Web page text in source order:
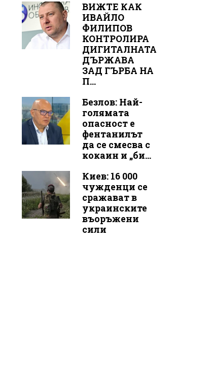
ВИЖТЕ КАК
ИВАЙЛО
ФИЛИПОВ
КОНТРОЛИРА
ДИГИТАЛНАТА
ДЪРЖАВА
ЗАД ГЪРБА НА
П...
Безлов: Най-
голямата
опасност е
фентанилът
да се смесва с
кокаин и „би...
Киев: 16 000
чужденци се
сражават в
украинските
въоръжени
сили